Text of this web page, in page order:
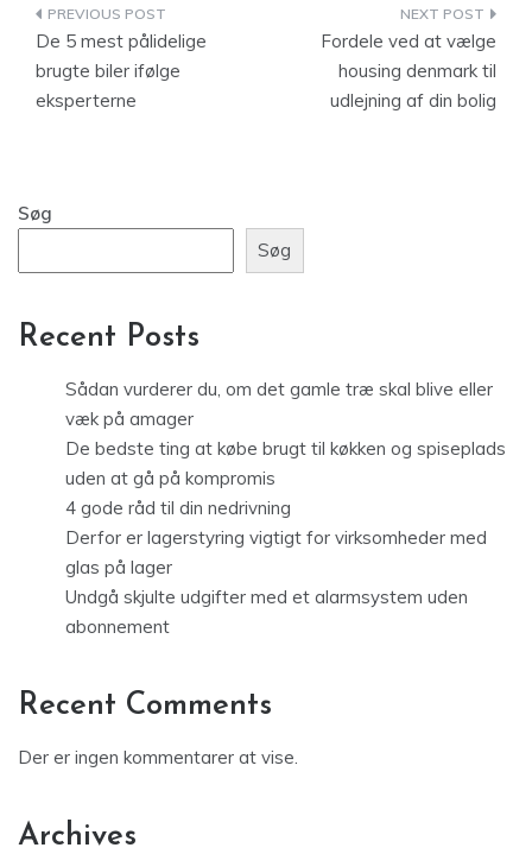
Indlægsnavigation
De 5 mest pålidelige
brugte biler ifølge
eksperterne
Fordele ved at vælge
housing denmark til
udlejning af din bolig
Søg
Søg
Recent Posts
Sådan vurderer du, om det gamle træ skal blive eller
væk på amager
De bedste ting at købe brugt til køkken og spiseplads
uden at gå på kompromis
4 gode råd til din nedrivning
Derfor er lagerstyring vigtigt for virksomheder med
glas på lager
Undgå skjulte udgifter med et alarmsystem uden
abonnement
Recent Comments
Der er ingen kommentarer at vise.
Archives